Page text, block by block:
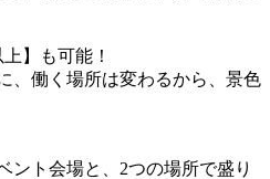
】も可能！
、働く場所は変わるから、景色
ント会場と、2つの場所で盛り